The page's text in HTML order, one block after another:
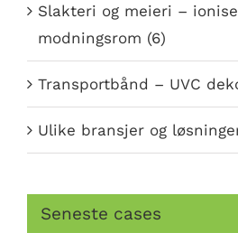
Slakteri og meieri –
modningsrom (6)
Transportbånd – UVC
Ulike bransjer og
Seneste cases